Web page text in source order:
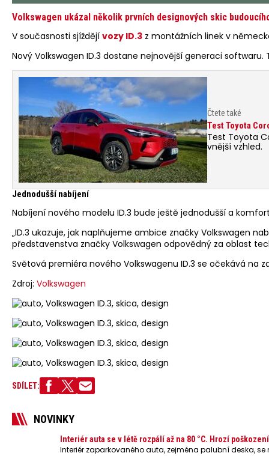
Volkswagen ukázal několik prvních designových skic
V současnosti sjíždějí vozy ID.3 z montážních linek v
Nový Volkswagen ID.3 dostane nejnovější generaci
Čtete také
Test Toyota
Test Toyota
vnější vzhled.
Jednodušší nabíjení
Nabíjení nového modelu ID.3 bude ještě jednodušší a
„ID.3 ukazuje, jak naplňujeme ambice značky Volkswagen
představenstva značky Volkswagen odpovědný za oblast
Světová premiéra nového Volkswagenu ID.3 se očekává na
Zdroj: Volkswagen
SDÍLET:
NOVINKY
Interiér auta se v létě rozpálí až na 80 °C. Hrozí
Interiér zaparkovaného auta, zejména palubní deska,